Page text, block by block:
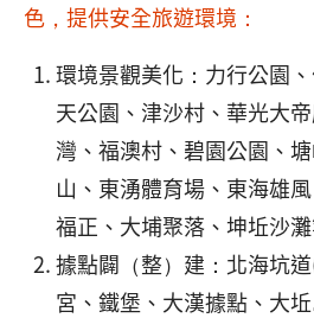
色，提供安全旅遊環境：
環境景觀美化：力行公園
天公園、津沙村、華光大
灣、福澳村、碧園公園、
山、東湧體育場、東海雄
福正、大埔聚落、坤坵沙
據點闢（整）建：北海坑
宮、鐵堡、大漢據點、大